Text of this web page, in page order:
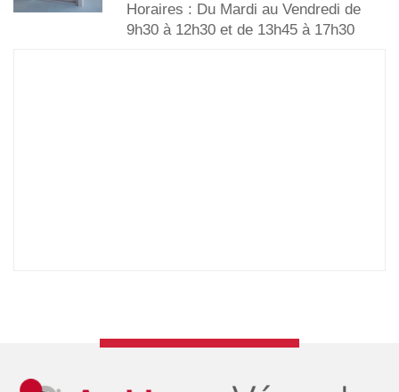
Horaires : Du Mardi au Vendredi de
9h30 à 12h30 et de 13h45 à 17h30